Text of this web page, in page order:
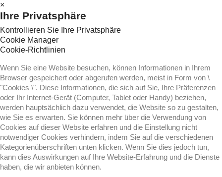
×
Ihre Privatsphäre
Kontrollieren Sie Ihre Privatsphäre
Cookie Manager
Cookie-Richtlinien
Wenn Sie eine Website besuchen, können Informationen in Ihrem
Browser gespeichert oder abgerufen werden, meist in Form von \
"Cookies \". Diese Informationen, die sich auf Sie, Ihre Präferenzen
oder Ihr Internet-Gerät (Computer, Tablet oder Handy) beziehen,
werden hauptsächlich dazu verwendet, die Website so zu gestalten,
wie Sie es erwarten. Sie können mehr über die Verwendung von
Cookies auf dieser Website erfahren und die Einstellung nicht
notwendiger Cookies verhindern, indem Sie auf die verschiedenen
Kategorienüberschriften unten klicken. Wenn Sie dies jedoch tun,
kann dies Auswirkungen auf Ihre Website-Erfahrung und die Dienste
haben, die wir anbieten können.